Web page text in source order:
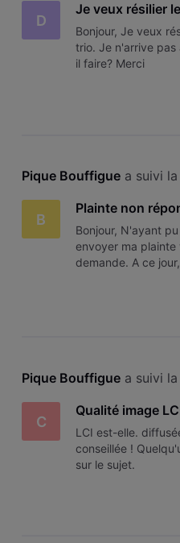
D
Je veux résilier
Bonjour, Je veux
trio. Je n'arrive
il faire? Merci
Pique Bouffigue a suivi
B
Plainte non
Bonjour, N'ayant
envoyer ma
demande. A ce
Pique Bouffigue a suivi
C
Qualité image
LCI est-elle.
conseillée !
sur le sujet.